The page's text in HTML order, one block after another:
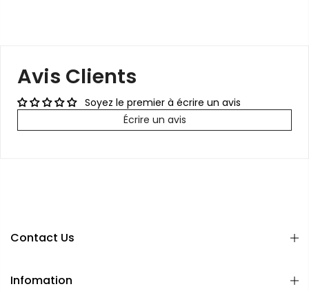
Avis Clients
Soyez le premier à écrire un avis
Écrire un avis
Contact Us
Infomation